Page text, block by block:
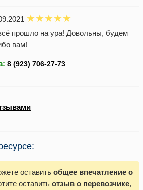
прошло на ура! Довольны, будем
вам!
оставить общее впечатление о
оставить отзыв о перевозчике,